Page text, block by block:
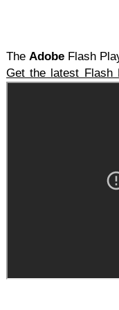
The Adobe Flash
Get the latest Flash